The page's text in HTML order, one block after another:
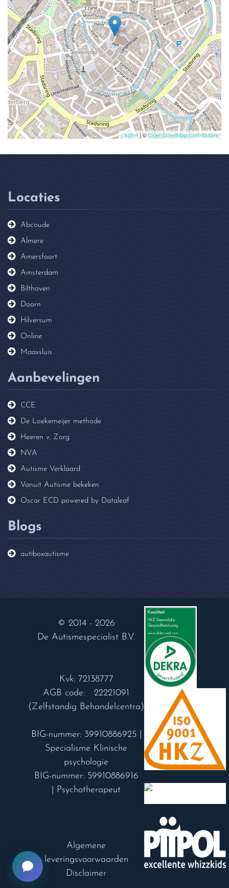
Leaflet | ©OpenStreetMap contributors
Locaties
Abcoude
Almere
Amersfoort
Amsterdam
Bilthoven
Doorn
Hilversum
Online
Maassluis
Aanbevelingen
CCE
De Loekemeijer methode
Heeren v. Zorg
NVA
Autisme Verklaard
Vanuit Autisme bekeken
Oscar ECD powered by Dataleaf
Blogs
autiboxautisme
© 2014 - 2026
De Autismespecialist B.V.
Kvk: 72138777
AGB code: 22221091
(Zelfstandig Behandelcentra)
BIG-nummer: 39910886925 |
Specialisme Klinische
psychologie
BIG-nummer: 59910886916
| Psychotherapeut
Algemene
leveringsvoorwaarden
Disclaimer